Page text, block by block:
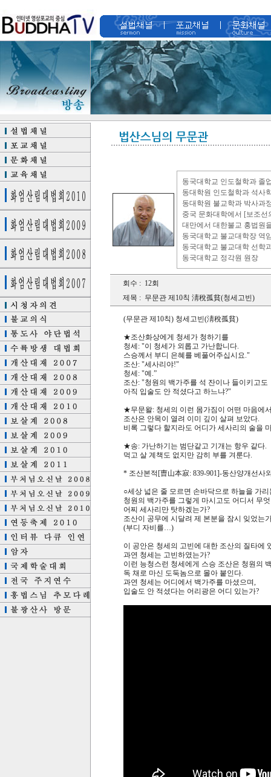
동국대학교 인도철학과 졸
동대학원 인도철학과 석사
동대학원 불교학과 박사과
중국 문화대학에서 [보조
대만에서 대한불교 홍법원
동국대학교 불교대학장 역
동국대학교 불교대학 선학
동국대학교 정각원 원장
회수 : 12회
제목 : 무문관 제10칙 淸稅孤貧(청세고빈)
(무문관 제10칙) 청세고빈(淸稅孤貧)
★조산화상에게 청세가 청하기를
청세: "이 청세가 외롭고 가난합니다.
스승께서 부디 은혜를 베풀어주십시요."
조산: "세사리야!"
청세: "예.”
조산: "청원의 백가주를 석 잔이나 들이키고도
아직 입술도 안 적셨다고 하느냐?"
★무문왈: 청세의 이런 몸가짐이 어떤 마음에
조산은 안목이 열려 이미 깊이 살펴 보았다.
비록 그렇다 할지라도 어디가 세사리의 술을
★송: 가난하기는 범단같고 기개는 항우 같다.
먹고 살 계책도 없지만 감히 부를 겨룬다.
* 조산본적[曺山本寂: 839-901]-동산양개선사
○세상 넓은 줄 모르면 손바닥으로 하늘을 가리
청원의 백가주를 그렇게 마시고도 어디서 무
어찌 세사리만 탓하겠는가?
조산이 공무에 시달려 제 본분을 잠시 잊었는
(부디 자비를…)
이 공안은 청세의 고빈에 대한 조산의 질타에
과연 청세는 고빈하였는가?
이런 능청스런 청세에게 스승 조산은 청원의
독 채로 마신 도둑놈으로 몰아 붙인다.
과연 청세는 어디에서 백가주를 마셨으며,
입술도 안 적셨다는 어리광은 어디 있는가?